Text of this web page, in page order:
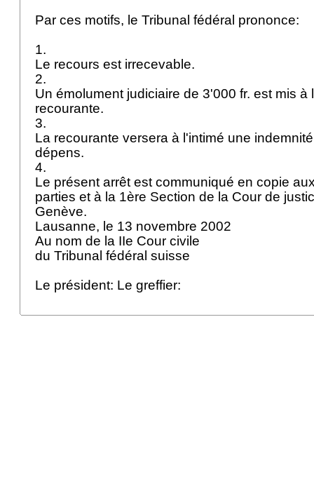
Par ces motifs, le Tribunal fédéral prononce:
1.
Le recours est irrecevable.
2.
Un émolument judiciaire de 3'000 fr. est mis à
recourante.
3.
La recourante versera à l'intimé une
dépens.
4.
Le présent arrêt est communiqué en copie
parties et à la 1ère Section de la Cour de
Genève.
Lausanne, le 13 novembre 2002
Au nom de la IIe Cour civile
du Tribunal fédéral suisse
Le président: Le greffier: